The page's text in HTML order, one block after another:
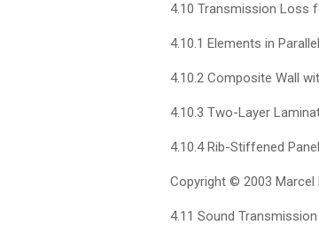
4.10 Transmission Loss
4.10.1 Elements in
4.10.2 Composite Wall
4.10.3 Two-Layer
4.10.4 Rib-Stiffened
Copyright © 2003 Marcel
4.11 Sound